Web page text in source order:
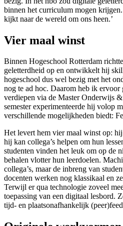
binnen het curriculum mogen
kijkt naar de wereld om ons heen.’
Vier maal winst
Binnen Hogeschool Rotterdam
geletterdheid op en ontwikkelt hij
hogeschool dus wel bezig met het
nog te ad hoc. Daarom heb ik
verdiepen via de Master Onderwijs
semester experimenteerde hij volop
verschillende mogelijkheden biedt:
Het levert hem vier maal winst op:
hij kan collega’s helpen om hun
studenten vinden het leuk om op de
behalen vlotter hun leerdoelen.
collega’s, maar de inbreng van
docenten werken nog klassikaal en
Terwijl er qua technologie zoveel
toepassing van een digitaal lesbord.
tijd- en plaatsonafhankelijk